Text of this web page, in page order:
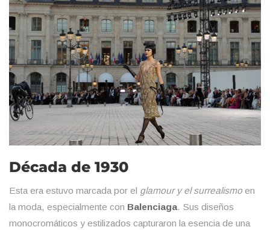
Década de 1930
Esta era estuvo marcada por el glamour y el surrealismoen
la moda, especialmente con Balenciaga. Sus diseños
monocromáticos y estilizados capturaron la esencia de una